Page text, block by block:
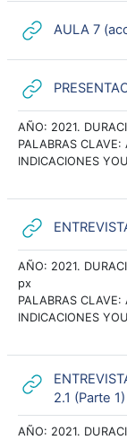
AULA 7
AÑO: 2021.
PALABRAS
INDICACIONES
AÑO: 2021.
px
PALABRAS
INDICACIONES
2.1 (Parte 1)
AÑO: 2021.